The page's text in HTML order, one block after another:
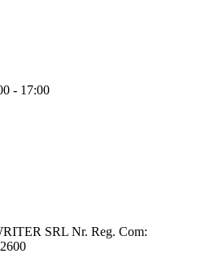
- 17:00
SRL Nr. Reg. Com: